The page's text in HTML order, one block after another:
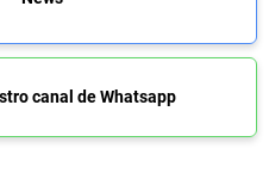
canal de Whatsapp